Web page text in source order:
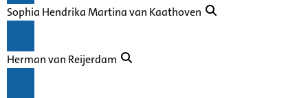
Sophia Hendrika Martina van Kaathoven
Herman van Reijerdam